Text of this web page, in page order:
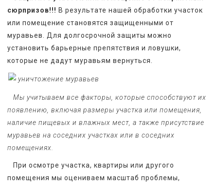
сюрпризов!!! В результате нашей обработки участок
или помещение становятся защищенными от
муравьев. Для долгосрочной защиты можно
установить барьерные препятствия и ловушки,
которые не дадут муравьям вернуться.
Мы учитываем все факторы, которые способствуют их
появлению, включая размеры участка или помещения,
наличие пищевых и влажных мест, а также присутствие
муравьев на соседних участках или в соседних
помещениях.
При осмотре участка, квартиры или другого
помещения мы оцениваем масштаб проблемы,